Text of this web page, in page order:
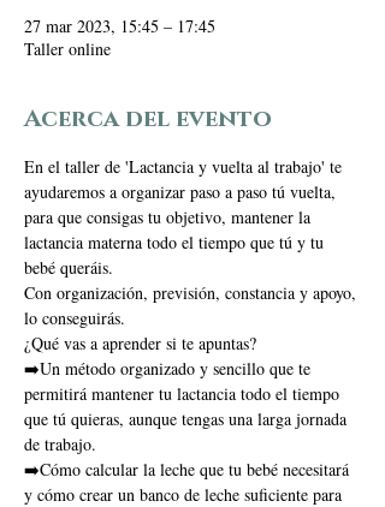
27 mar 2023, 15:45 – 17:45
Taller online
Acerca del evento
En el taller de 'Lactancia y vuelta al trabajo' te
ayudaremos a organizar paso a paso tú vuelta,
para que consigas tu objetivo, mantener la
lactancia materna todo el tiempo que tú y tu
bebé queráis.
Con organización, previsión, constancia y apoyo,
lo conseguirás.
¿Qué vas a aprender si te apuntas?
➡️Un método organizado y sencillo que te
permitirá mantener tu lactancia todo el tiempo
que tú quieras, aunque tengas una larga jornada
de trabajo.
➡️Cómo calcular la leche que tu bebé necesitará
y cómo crear un banco de leche suficiente para